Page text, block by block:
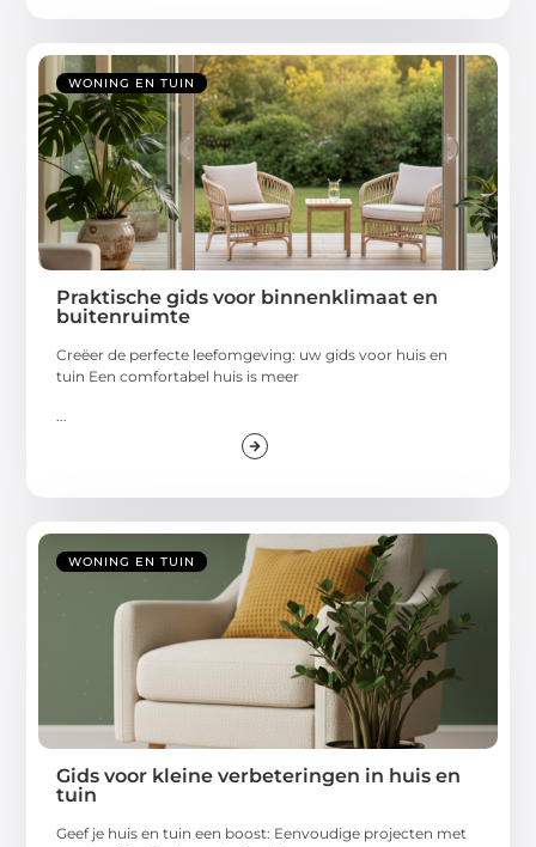
WONING EN TUIN
Praktische gids voor binnenklimaat en
buitenruimte
Creëer de perfecte leefomgeving: uw gids voor huis en
tuin Een comfortabel huis is meer
WONING EN TUIN
Gids voor kleine verbeteringen in huis en
tuin
Geef je huis en tuin een boost: Eenvoudige projecten met